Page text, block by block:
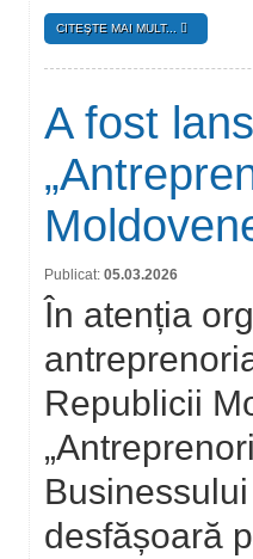
CITEŞTE MAI MULT...
A fost
Publicat: 05.03.2026
În atenția
Republicii
desfășoară